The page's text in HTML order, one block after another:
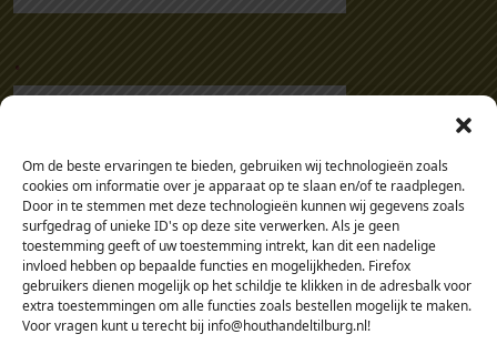
Om de beste ervaringen te bieden, gebruiken wij technologieën zoals
cookies om informatie over je apparaat op te slaan en/of te raadplegen.
Door in te stemmen met deze technologieën kunnen wij gegevens zoals
surfgedrag of unieke ID's op deze site verwerken. Als je geen
toestemming geeft of uw toestemming intrekt, kan dit een nadelige
invloed hebben op bepaalde functies en mogelijkheden. Firefox
gebruikers dienen mogelijk op het schildje te klikken in de adresbalk voor
extra toestemmingen om alle functies zoals bestellen mogelijk te maken.
Voor vragen kunt u terecht bij info@houthandeltilburg.nl!
.